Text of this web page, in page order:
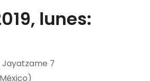
lunes:
Jayatzame 7